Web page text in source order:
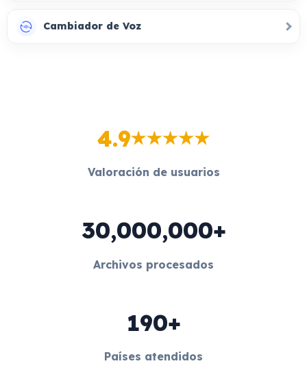
Cambiador de Voz
4.9
Valoración de usuarios
30,000,000+
Archivos procesados
190+
Países atendidos